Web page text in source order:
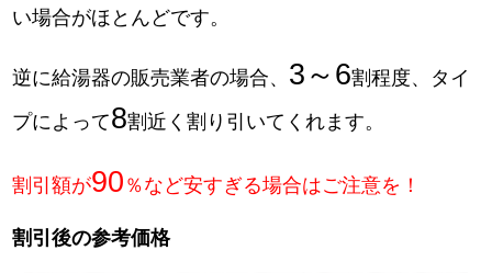
い場合がほとんどです。
逆に給湯器の販売業者の場合、 3～6割程度、タイ
プによって8割近く割り引いてくれます。
割引額が90 ％など安すぎる場合はご注意を！
割引後の参考価格